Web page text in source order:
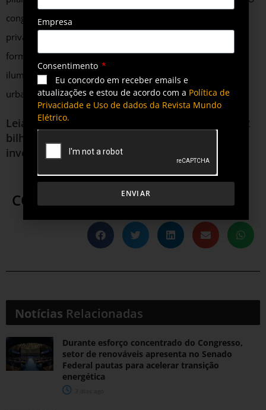
congresso deve reunir representantes do setor público e
privado de diversas regiões do país e consolidar-se dessa
forma como um dos principais fóruns nacionais voltados à
iluminação pública, cidades inteligentes e infraestrutura
urbana sustentável.
Leia também
Iluminação pública destrava R$ 32
bilhões e reposiciona COSIP como motor de
investimento nas cidades
COMPARTILHE ESTA POSTAGEM
Notícias Relacionadas
Durante esforço concentrado do Congresso,
setor de renováveis apresenta no Senado
Federal pautas para acelerar transição
energética
Empresa
Consentimento
Eu concordo em receber emails e
atualizações e estou de acordo com a Política de
Privacidade e Uso de dados da Revista Mundo
Elétrico.
ENVIAR